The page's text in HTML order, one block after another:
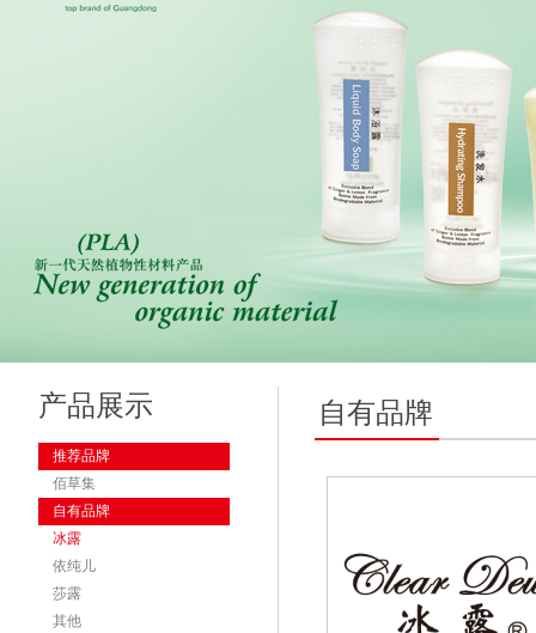
产品展示
推荐品牌
佰草集
自有品牌
冰露
依纯儿
莎露
其他
自有品牌